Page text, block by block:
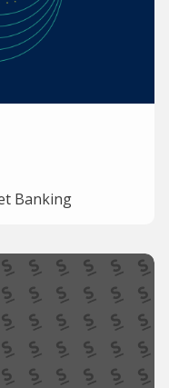
Banking